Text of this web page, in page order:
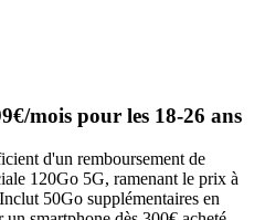
mois pour les 18-26 ans
d'un remboursement de
120Go 5G, ramenant le prix à
50Go supplémentaires en